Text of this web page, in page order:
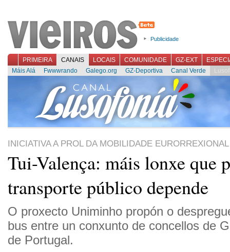
Publicidade
PRIMEIRA CANAIS LOCAIS COMUNIDADE GZ-EXT
Máis Alá
Fwwwrando Galego.org GZ-Deportiva Canal Verde
INICIATIVA A PROL DA MOBILIDADE EURORREXIONAL
Tui-Valença: máis lonxe que
transporte público depende
O proxecto Uniminho propón o
bus entre un conxunto de concellos de
de Portugal.